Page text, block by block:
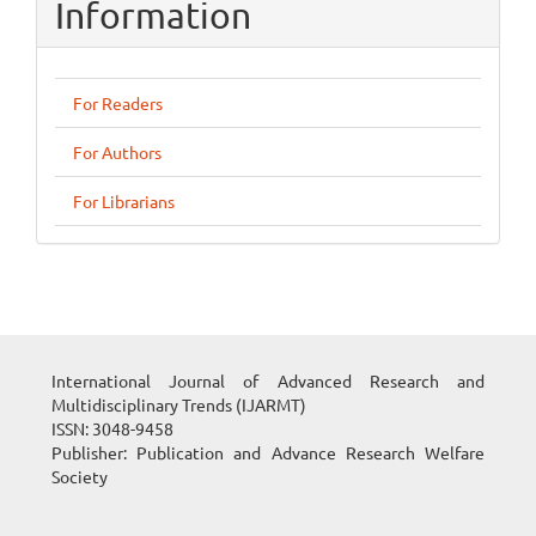
Information
For Readers
For Authors
For Librarians
International Journal of Advanced Research and
Multidisciplinary Trends (IJARMT)
ISSN: 3048-9458
Publisher: Publication and Advance Research Welfare
Society